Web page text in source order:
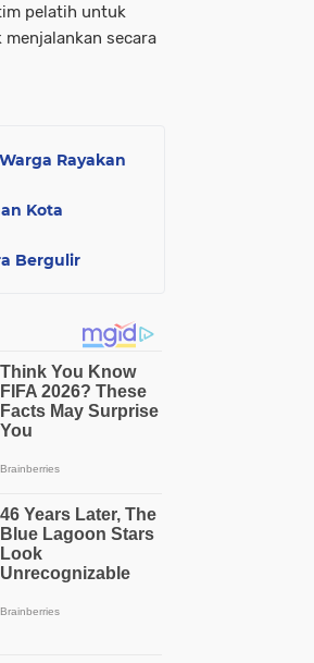
pelatih untuk
secara
Rayakan
Kota
Bergulir